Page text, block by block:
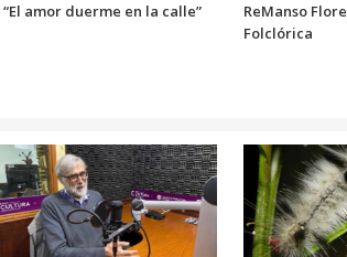
“El amor duerme en la calle”
ReManso
Folclórica